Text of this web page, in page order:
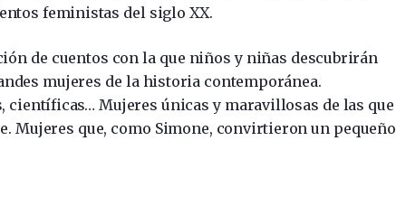
feministas del siglo XX.
de cuentos con la que niños y niñas descubrirán
mujeres de la historia contemporánea.
científicas… Mujeres únicas y maravillosas de las que
Mujeres que, como Simone, convirtieron un pequeño